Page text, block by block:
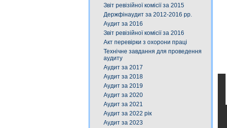
Звіт ревізійної комісії за 2015
Держфінаудит за 2012-2016 рр.
Аудит за 2016
Звіт ревізійної комісії за 2016
Акт перевірки з охорони праці
Технічне завдання для проведення
аудиту
Аудит за 2017
Аудит за 2018
Аудит за 2019
Аудит за 2020
Аудит за 2021
Аудит за 2022 рік
Аудит за 2023